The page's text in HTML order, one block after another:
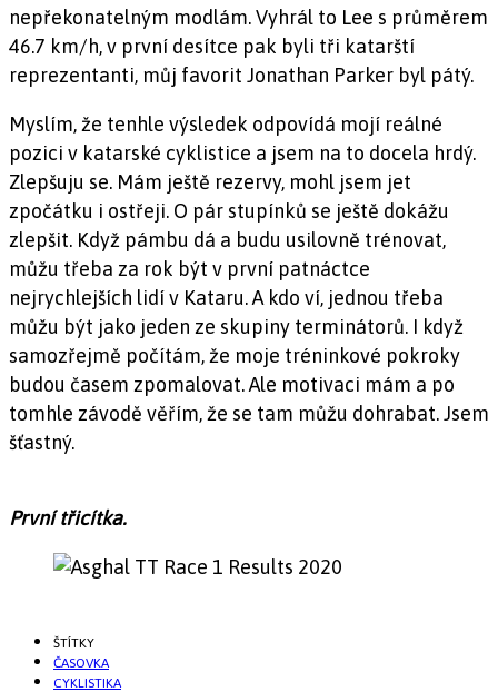
nepřekonatelným modlám. Vyhrál to Lee s průměrem
46.7 km/h, v první desítce pak byli tři katarští
reprezentanti, můj favorit Jonathan Parker byl pátý.
Myslím, že tenhle výsledek odpovídá mojí reálné
pozici v katarské cyklistice a jsem na to docela hrdý.
Zlepšuju se. Mám ještě rezervy, mohl jsem jet
zpočátku i ostřeji. O pár stupínků se ještě dokážu
zlepšit. Když pámbu dá a budu usilovně trénovat,
můžu třeba za rok být v první patnáctce
nejrychlejších lidí v Kataru. A kdo ví, jednou třeba
můžu být jako jeden ze skupiny terminátorů. I když
samozřejmě počítám, že moje tréninkové pokroky
budou časem zpomalovat. Ale motivaci mám a po
tomhle závodě věřím, že se tam můžu dohrabat. Jsem
šťastný.
První třicítka.
ŠTÍTKY
ČASOVKA
CYKLISTIKA